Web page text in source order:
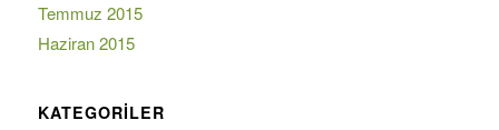
Temmuz 2015
Haziran 2015
KATEGORILER